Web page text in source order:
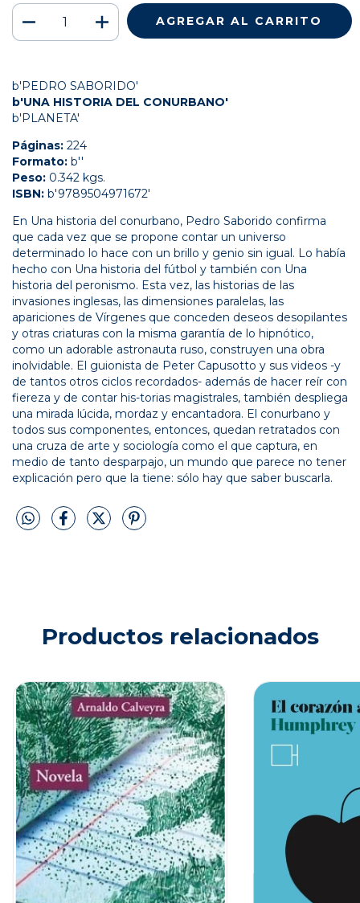
b'PEDRO SABORIDO'
b'UNA HISTORIA DEL CONURBANO'
b'PLANETA'
Páginas: 224
Formato: b''
Peso: 0.342 kgs.
ISBN: b'9789504971672'
En Una historia del conurbano, Pedro Saborido confirma
que cada vez que se propone contar un universo
determinado lo hace con un brillo y genio sin igual. Lo había
hecho con Una historia del fútbol y también con Una
historia del peronismo. Esta vez, las historias de las
invasiones inglesas, las dimensiones paralelas, las
apariciones de Vírgenes que conceden deseos desopilantes
y otras criaturas con la misma garantía de lo hipnótico,
como un adorable astronauta ruso, construyen una obra
inolvidable. El guionista de Peter Capusotto y sus videos -y
de tantos otros ciclos recordados- además de hacer reír con
fiereza y de contar his-torias magistrales, también despliega
una mirada lúcida, mordaz y encantadora. El conurbano y
todos sus componentes, entonces, quedan retratados con
una cruza de arte y sociología como el que captura, en
medio de tanto desparpajo, un mundo que parece no tener
explicación pero que la tiene: sólo hay que saber buscarla.
Productos relacionados